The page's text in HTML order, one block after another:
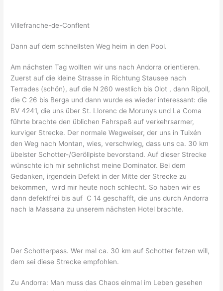
Villefranche-de-Conflent
Dann auf dem schnellsten Weg heim in den Pool.
Am nächsten Tag wollten wir uns nach Andorra orientieren.
Zuerst auf die kleine Strasse in Richtung Stausee nach
Terrades (schön), auf die N 260 westlich bis Olot , dann Ripoll,
die C 26 bis Berga und dann wurde es wieder interessant: die
BV 4241, die uns über St. Llorenc de Morunys und La Coma
führte brachte den üblichen Fahrspaß auf verkehrsarmer,
kurviger Strecke. Der normale Wegweiser, der uns in Tuixén
den Weg nach Montan, wies, verschwieg, dass uns ca. 30 km
übelster Schotter-/Geröllpiste bevorstand. Auf dieser Strecke
wünschte ich mir sehnlichst meine Dominator. Bei dem
Gedanken, irgendein Defekt in der Mitte der Strecke zu
bekommen, wird mir heute noch schlecht. So haben wir es
dann defektfrei bis auf C 14 geschafft, die uns durch Andorra
nach la Massana zu unserem nächsten Hotel brachte.
Der Schotterpass. Wer mal ca. 30 km auf Schotter fetzen will,
dem sei diese Strecke empfohlen.
Zu Andorra: Man muss das Chaos einmal im Leben gesehen